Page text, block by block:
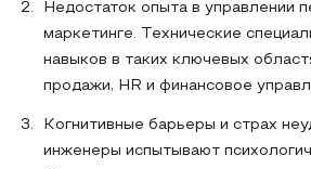
Недостаток опыта в управлении
маркетинге. Технические
навыков в таких ключевых
продажи, HR и финансовое
Когнитивные барьеры и страх
инженеры испытывают